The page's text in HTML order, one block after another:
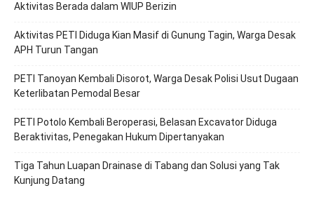
Aktivitas Berada dalam WIUP Berizin
Aktivitas PETI Diduga Kian Masif di Gunung Tagin, Warga Desak
APH Turun Tangan
PETI Tanoyan Kembali Disorot, Warga Desak Polisi Usut Dugaan
Keterlibatan Pemodal Besar
PETI Potolo Kembali Beroperasi, Belasan Excavator Diduga
Beraktivitas, Penegakan Hukum Dipertanyakan
Tiga Tahun Luapan Drainase di Tabang dan Solusi yang Tak
Kunjung Datang